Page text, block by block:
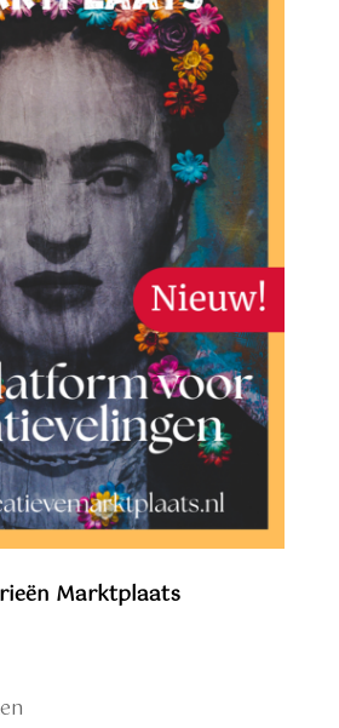
Marktplaats